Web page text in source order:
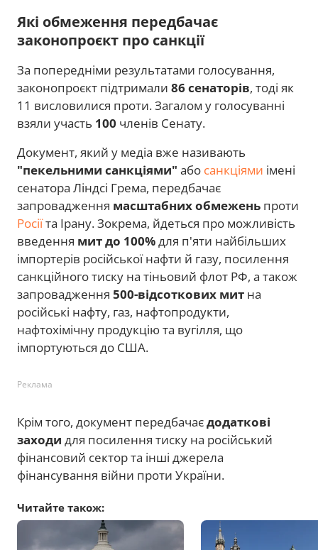
Які обмеження передбачає
законопроєкт про санкції
За попередніми результатами голосування,
законопроєкт підтримали 86 сенаторів, тоді як
11 висловилися проти. Загалом у голосуванні
взяли участь 100 членів Сенату.
Документ, який у медіа вже називають
"пекельними санкціями" або санкціями імені
сенатора Ліндсі Грема, передбачає
запровадження масштабних обмежень проти
Росіїта Ірану. Зокрема, йдеться про можливість
введення мит до 100%для п'яти найбільших
імпортерів російської нафти й газу, посилення
санкційного тиску на тіньовий флот РФ, а також
запровадження 500-відсоткових мит на
російські нафту, газ, нафтопродукти,
нафтохімічну продукцію та вугілля, що
імпортуються до США.
Реклама
Крім того, документ передбачаєдодаткові
заходи для посилення тиску на російський
фінансовий сектор та інші джерела
фінансування війни проти України.
Читайте також: